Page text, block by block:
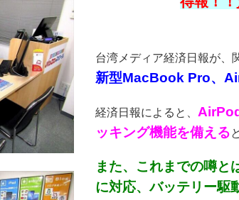
台湾メディア経済日報が、
新型MacBook Pro、
経済日報によると、
ッキング機能を備える
また、これまでの噂と
に対応、バッテリー駆